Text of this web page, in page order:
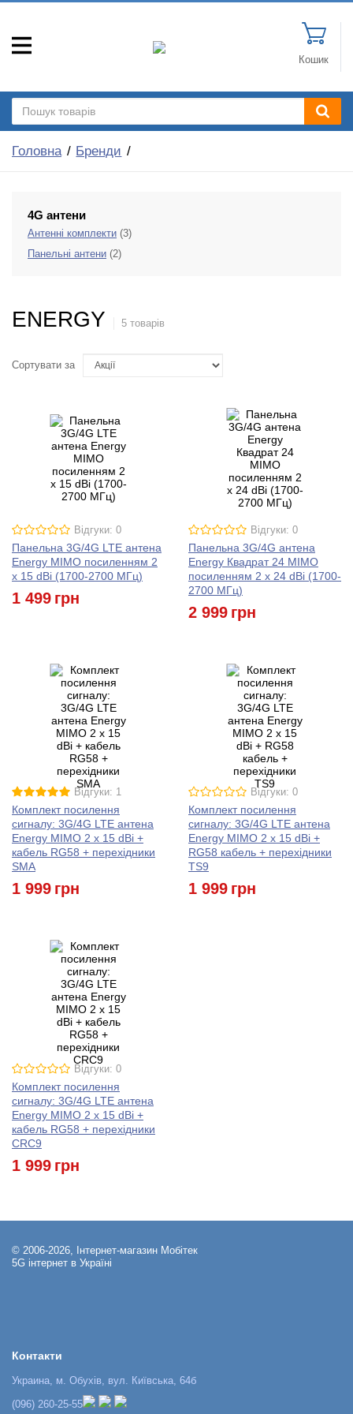
Кошик
Головна Бренди
4G антени
Антенні комплекти (3)
Панельні антени (2)
ENERGY 5 товарів
Сортувати за
Відгуки: 0
Панельна 3G/4G LTE антена
Energy MIMO посиленням 2
x 15 dBi (1700-2700 МГц)
1 499 грн
Відгуки: 0
Панельна 3G/4G антена
Energy Квадрат 24 MIMO
посиленням 2 x 24 dBi (1700-
2700 МГц)
2 999 грн
Відгуки: 1
Комплект посилення
сигналу: 3G/4G LTE антена
Energy MIMO 2 x 15 dBi +
кабель RG58 + перехідники
SMA
1 999 грн
Відгуки: 0
Комплект посилення
сигналу: 3G/4G LTE антена
Energy MIMO 2 x 15 dBi +
RG58 кабель + перехідники
TS9
1 999 грн
Відгуки: 0
Комплект посилення
сигналу: 3G/4G LTE антена
Energy MIMO 2 x 15 dBi +
кабель RG58 + перехідники
CRC9
1 999 грн
© 2006-2026, Інтернет-магазин Мобітек
5G інтернет в Україні
Контакти
Украина, м. Обухів, вул. Київська, 64б
(096) 260-25-55